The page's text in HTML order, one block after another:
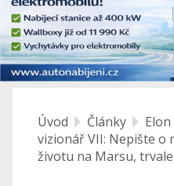
Úvod Články
vizionář VII: Nepište o
životu na Marsu,